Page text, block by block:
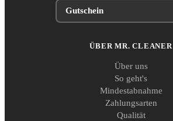
Gutschein
ÜBER MR. CLEANER
Über uns
So geht's
Mindestabnahme
Zahlungsarten
Qualität